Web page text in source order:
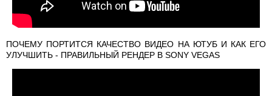
ПОЧЕМУ ПОРТИТСЯ КАЧЕСТВО ВИДЕО НА ЮТУБ И КАК ЕГО
УЛУЧШИТЬ - ПРАВИЛЬНЫЙ РЕНДЕР В SONY VEGAS